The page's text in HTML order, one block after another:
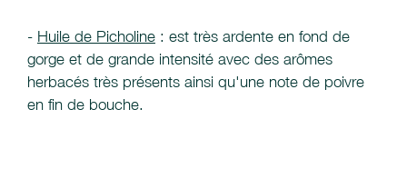
- Huile de Picholine : est très ardente en fond de
gorge et de grande intensité avec des arômes
herbacés très présents ainsi qu'une note de poivre
en fin de bouche.